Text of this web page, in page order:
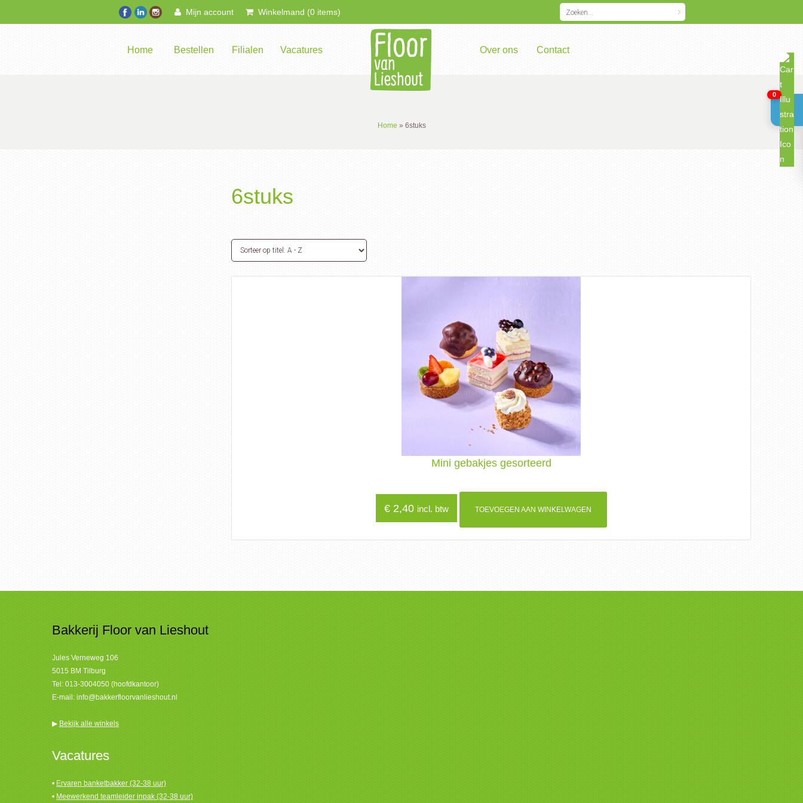
Mijn account Winkelmand (0 items)
Home Bestellen Filialen Vacatures Over ons Contact
Home » 6stuks
6stuks
Mini gebakjes gesorteerd
€2,40 incl. btw TOEVOEGEN AAN WINKELWAGEN
Bakkerij Floor van Lieshout
Jules Verneweg 106
5015 BM Tilburg
Tel: 013-3004050 (hoofdkantoor)
E-mail: info@bakkerfloorvanlieshout.nl
▶ Bekijk alle winkels
Vacatures
• Ervaren banketbakker (32-38 uur)
• Meewerkend teamleider inpak (32-38 uur)
0